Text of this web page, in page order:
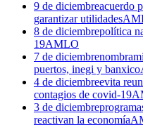
9 de diciembreacuerdo
garantizar utilidades
8 de diciembrepolítica
19AMLO
7 de diciembre
puertos, inegi y banxico
4 de diciembreevita
contagios de covid-19
3 de diciembre
reactivan la economía